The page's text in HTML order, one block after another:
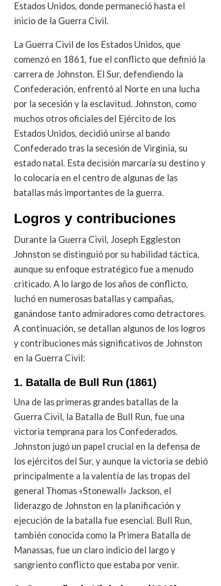
Estados Unidos, donde permaneció hasta el
inicio de la Guerra Civil.
La Guerra Civil de los Estados Unidos, que
comenzó en 1861, fue el conflicto que definió la
carrera de Johnston. El Sur, defendiendo la
Confederación, enfrentó al Norte en una lucha
por la secesión y la esclavitud. Johnston, como
muchos otros oficiales del Ejército de los
Estados Unidos, decidió unirse al bando
Confederado tras la secesión de Virginia, su
estado natal. Esta decisión marcaría su destino y
lo colocaría en el centro de algunas de las
batallas más importantes de la guerra.
Logros y contribuciones
Durante la Guerra Civil, Joseph Eggleston
Johnston se distinguió por su habilidad táctica,
aunque su enfoque estratégico fue a menudo
criticado. A lo largo de los años de conflicto,
luchó en numerosas batallas y campañas,
ganándose tanto admiradores como detractores.
A continuación, se detallan algunos de los logros
y contribuciones más significativos de Johnston
en la Guerra Civil:
1. Batalla de Bull Run (1861)
Una de las primeras grandes batallas de la
Guerra Civil, la Batalla de Bull Run, fue una
victoria temprana para los Confederados.
Johnston jugó un papel crucial en la defensa de
los ejércitos del Sur, y aunque la victoria se debió
principalmente a la valentía de las tropas del
general Thomas «Stonewall» Jackson, el
liderazgo de Johnston en la planificación y
ejecución de la batalla fue esencial. Bull Run,
también conocida como la Primera Batalla de
Manassas, fue un claro indicio del largo y
sangriento conflicto que estaba por venir.